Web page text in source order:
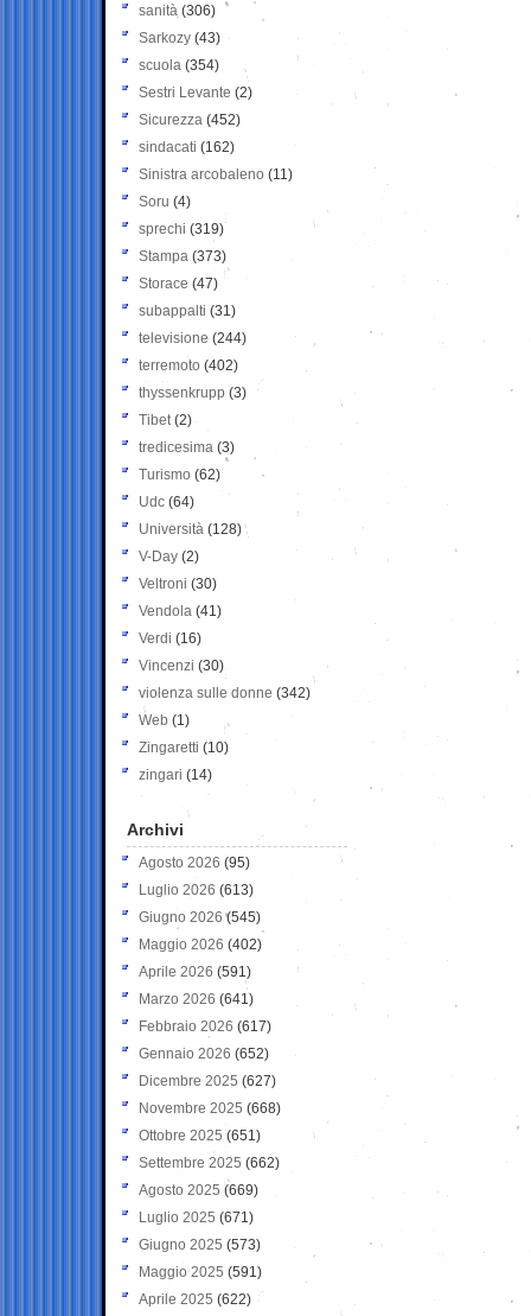
sanità (306)
Sarkozy (43)
scuola (354)
Sestri Levante (2)
Sicurezza (452)
sindacati (162)
Sinistra arcobaleno (11)
Soru (4)
sprechi (319)
Stampa (373)
Storace (47)
subappalti (31)
televisione(244)
terremoto (402)
thyssenkrupp (3)
Tibet(2)
tredicesima (3)
Turismo (62)
Udc (64)
Università (128)
V-Day (2)
Veltroni (30)
Vendola (41)
Verdi (16)
Vincenzi (30)
violenza sulle donne (342)
Web (1)
Zingaretti (10)
zingari (14)
Archivi
Agosto 2026 (95)
Luglio 2026 (613)
Giugno 2026 (545)
Maggio 2026 (402)
Aprile 2026 (591)
Marzo 2026 (641)
Febbraio 2026 (617)
Gennaio 2026 (652)
Dicembre 2025 (627)
Novembre 2025 (668)
Ottobre 2025 (651)
Settembre 2025 (662)
Agosto 2025 (669)
Luglio 2025 (671)
Giugno 2025 (573)
Maggio 2025 (591)
Aprile 2025 (622)